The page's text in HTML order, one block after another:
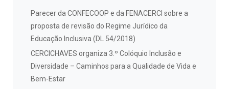
Parecer da CONFECOOP e da FENACERCI sobre a
proposta de revisão do Regime Jurídico da
Educação Inclusiva (DL 54/2018)
CERCICHAVES organiza 3.º Colóquio Inclusão e
Diversidade – Caminhos para a Qualidade de Vida e
Bem-Estar